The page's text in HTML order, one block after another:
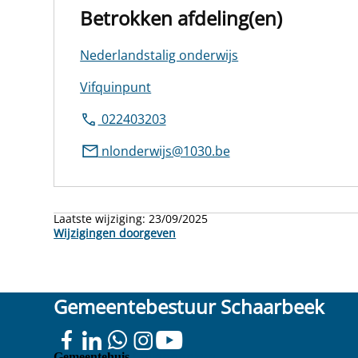
Betrokken afdeling(en)
Nederlandstalig onderwijs
Vifquinpunt
022403203
nlonderwijs@1030.be
Laatste wijziging:23/09/2025
Wijzigingen doorgeven
Gemeentebestuur Schaarbeek